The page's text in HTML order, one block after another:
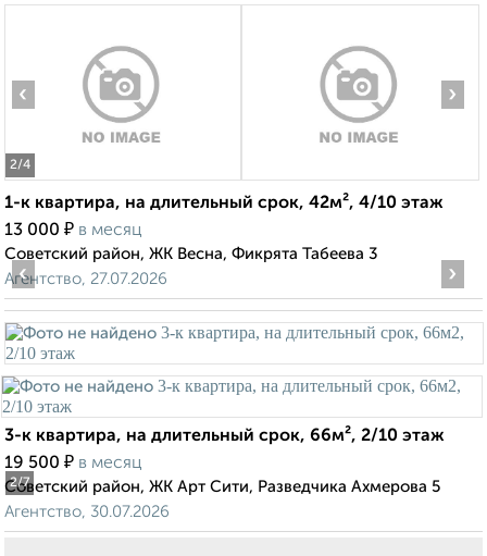
2/4
‹ ›
1-к квартира, на длительный срок, 42м², 4/10 этаж
13 000 ₽ в месяц
Советский район, ЖК Весна, Фикрята Табеева 3
Агентство, 27.07.2026
2/7
‹ ›
3-к квартира, на длительный срок, 66м², 2/10 этаж
19 500 ₽ в месяц
Советский район, ЖК Арт Сити, Разведчика Ахмерова 5
Агентство, 30.07.2026